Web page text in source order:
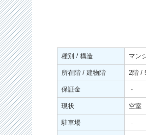
種別 / 構造 マン
所在階 / 建物階 2階 /
保証金 -
現状 空室
駐車場 -